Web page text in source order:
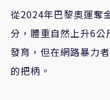
從2024年巴黎奧運奪
分，體重自然上升6
發育，但在網路暴力
的把柄。